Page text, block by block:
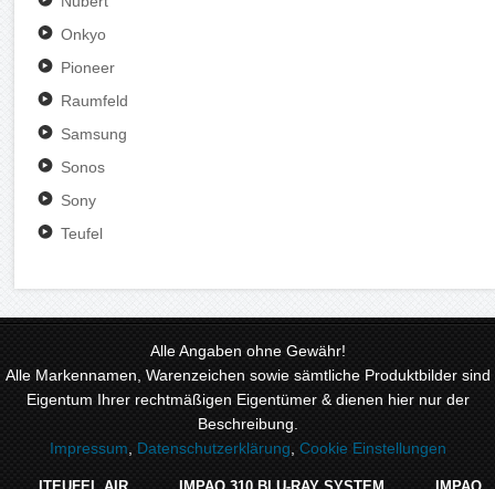
Onkyo
Pioneer
Raumfeld
Samsung
Sonos
Sony
Teufel
Alle Angaben ohne Gewähr!
Alle Markennamen, Warenzeichen sowie sämtliche Produktbilder sind
Eigentum Ihrer rechtmäßigen Eigentümer & dienen hier nur der
Beschreibung.
Impressum
Datenschutzerklärung Cookie Einstellungen